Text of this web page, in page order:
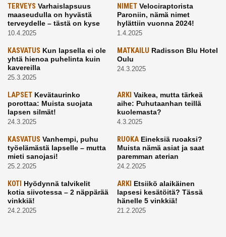
TERVEYS Varhaislapsuus
maaseudulla on hyvästä
terveydelle – tästä on kyse
10.4.2025
NIMETVelociraptorista
Paroniin, nämä nimet
hylättiin vuonna 2024!
1.4.2025
KASVATUS Kun lapsella ei ole
yhtä hienoa puhelinta kuin
kavereilla
25.3.2025
MATKAILU Radisson Blu Hotel
Oulu
24.3.2025
LAPSET Kevätaurinko
porottaa: Muista suojata
lapsen silmät!
24.3.2025
ARKI Vaikea, mutta tärkeä
aihe: Puhutaanhan teillä
kuolemasta?
4.3.2025
KASVATUS Vanhempi, puhu
työelämästä lapselle – mutta
mieti sanojasi!
25.2.2025
RUOKAEineksiä ruoaksi?
Muista nämä asiat ja saat
paremman aterian
24.2.2025
KOTI Hyödynnä talvikelit
kotia siivotessa – 2 näppärää
vinkkiä!
24.2.2025
ARKI Etsiikö alaikäinen
lapsesi kesätöitä? Tässä
hänelle 5 vinkkiä!
21.2.2025